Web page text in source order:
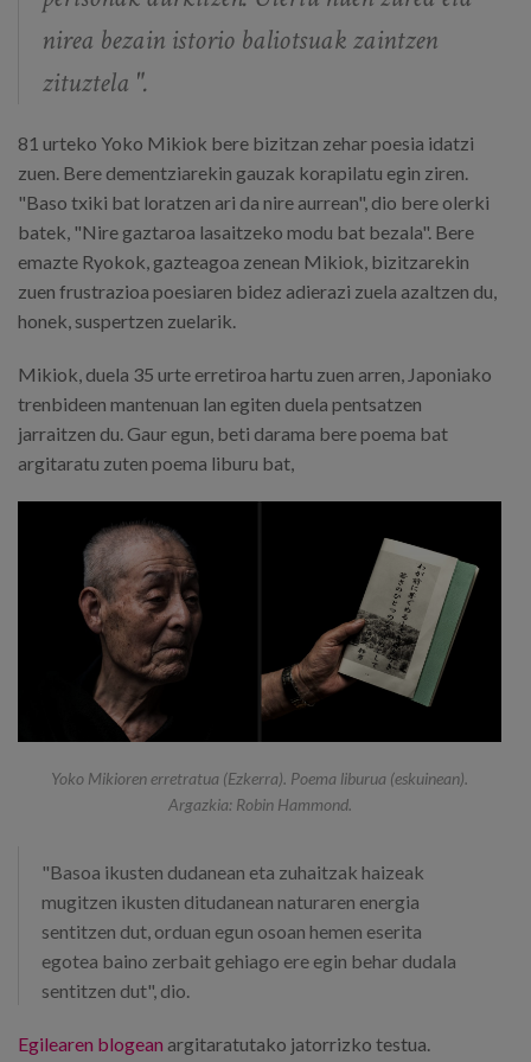
nirea bezain istorio baliotsuak zaintzen
zituztela ".
81 urteko Yoko Mikiok bere bizitzan zehar poesia idatzi
zuen. Bere dementziarekin gauzak korapilatu egin ziren.
"Baso txiki bat loratzen ari da nire aurrean", dio bere olerki
batek, "Nire gaztaroa lasaitzeko modu bat bezala". Bere
emazte Ryokok, gazteagoa zenean Mikiok, bizitzarekin
zuen frustrazioa poesiaren bidez adierazi zuela azaltzen du,
honek, suspertzen zuelarik.
Mikiok, duela 35 urte erretiroa hartu zuen arren, Japoniako
trenbideen mantenuan lan egiten duela pentsatzen
jarraitzen du. Gaur egun, beti darama bere poema bat
argitaratu zuten poema liburu bat,
Yoko Mikioren erretratua (Ezkerra). Poema liburua (eskuinean).
Argazkia: Robin Hammond.
"Basoa ikusten dudanean eta zuhaitzak haizeak
mugitzen ikusten ditudanean naturaren energia
sentitzen dut, orduan egun osoan hemen eserita
egotea baino zerbait gehiago ere egin behar dudala
sentitzen dut", dio.
Egilearen blogean argitaratutako jatorrizko testua.